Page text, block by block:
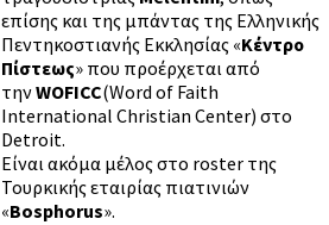
επίσης και της μπάντας της Ελληνικής
Πεντηκοστιανής Εκκλησίας «Κέντρο
Πίστεως» που προέρχεται από
τηνWOFICC(Word of Faith
International Christian Center) στο
Detroit.
Είναι ακόμα μέλος στο roster της
Τουρκικής εταιρίας πιατινιών
«Bosphorus».